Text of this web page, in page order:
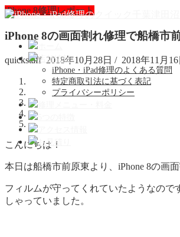
店舗情報
iPhone・iPad修理のよくある質問
特定商取引法に基づく表記
プライバシーポリシー
お見積り
iPhone 8修理レポート
iPhone 8の画面割れ修理で船橋市
quickstaff 2018年10月28日 / 2018年11月16
こんにちは！
本日は船橋市前原東より、iPhone 8の画
フィルムが守ってくれていたようなの
しゃっていました。